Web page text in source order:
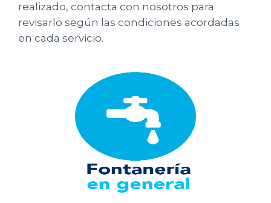
realizado, contacta con nosotros para
revisarlo según las condiciones acordadas
en cada servicio.